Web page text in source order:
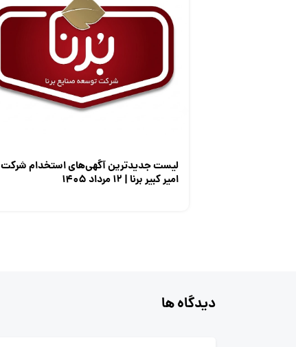
لیست جدیدترین آگهی‌های استخدام شرکت
امیر کبیر برنا | ۱۲ مرداد ۱۴۰۵
دیدگاه ها